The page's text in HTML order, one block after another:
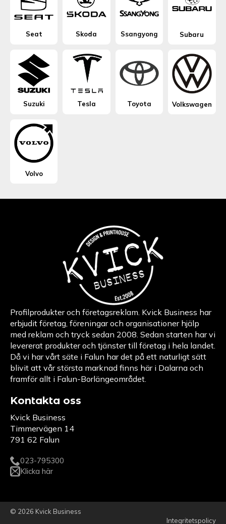
Seat Skoda Ssangyong Subaru
Suzuki Tesla Toyota Volkswagen
Volvo
Profilprodukter och företagsreklam. Kvick Business har
erbjudit företag, föreningar och organisationer hjälp
med reklam och tryck sedan 2008. Sedan starten har vi
levererat produkter och tjänster till företag i hela landet.
Då vi har vårt säte i Falun har det på ett naturligt sätt
blivit att vår största marknad finns här i Dalarna och
framför allt i Falun-Borlängeområdet.
Kontakta oss
Kvick Business
Timmervägen 14
791 62 Falun
023-795300
Klicka här
© 2026 Kvick Business
Integritetspolicy